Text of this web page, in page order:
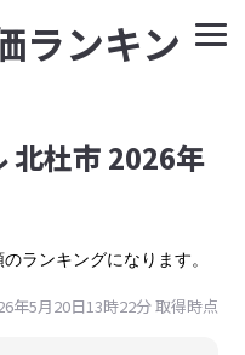
ランキン
北杜市 2026年
ランキングになります。
年5月20日13時22分 取得時点